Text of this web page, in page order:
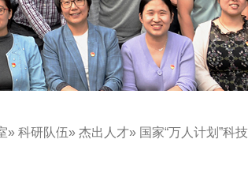
» 科研队伍» 杰出人才» 国家“万人计划”科